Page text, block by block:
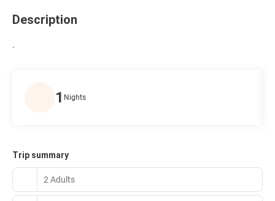
Description
.
1 Nights
Trip summary
2 Adults